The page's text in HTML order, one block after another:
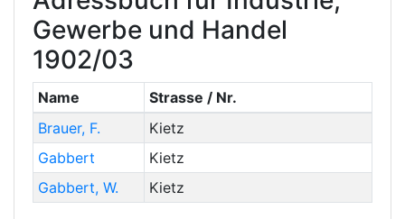
Gewerbe und Handel
1902/03
Name
Strasse / Nr.
Brauer, F.
Kietz
Gabbert
Kietz
Gabbert, W. Kietz